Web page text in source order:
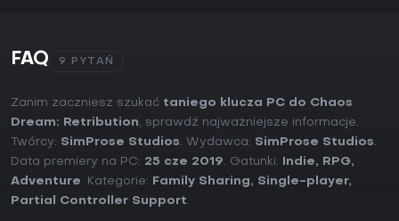
FAQ 9 PYTAŃ
Zanim zaczniesz szukać taniego klucza PC do Chaos
Dream: Retribution, sprawdź najważniejsze informacje.
Twórcy: SimProse Studios. Wydawca: SimProse Studios.
Data premiery na PC: 25 cze 2019. Gatunki: Indie, RPG,
Adventure. Kategorie: Family Sharing, Single-player,
Partial Controller Support.